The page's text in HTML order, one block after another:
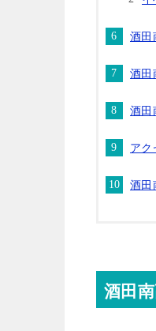
酒田
酒田
酒田
アク
酒田
酒田